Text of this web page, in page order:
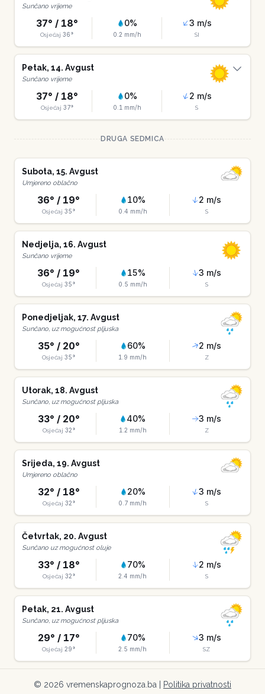
Sunčano vrijeme
37° / 18°
Osjećaj 36°
0%
0.2 mm/h
3 m/s
SI
Petak, 14. Avgust
Sunčano vrijeme
37° / 18°
Osjećaj 37°
0%
0.1 mm/h
2 m/s
S
DRUGA SEDMICA
Subota, 15. Avgust
Umjereno oblačno
36° / 19°
Osjećaj 35°
10%
0.4 mm/h
2 m/s
S
Nedjelja, 16. Avgust
Sunčano vrijeme
36° / 19°
Osjećaj 35°
15%
0.5 mm/h
3 m/s
S
Ponedjeljak, 17. Avgust
Sunčano, uz mogućnost pljuska
35° / 20°
Osjećaj 35°
60%
1.9 mm/h
2 m/s
Z
Utorak, 18. Avgust
Sunčano, uz mogućnost pljuska
33° / 20°
Osjećaj 32°
40%
1.2 mm/h
3 m/s
Z
Srijeda, 19. Avgust
Umjereno oblačno
32° / 18°
Osjećaj 32°
20%
0.7 mm/h
3 m/s
S
Četvrtak, 20. Avgust
Sunčano uz mogućnost oluje
33° / 18°
Osjećaj 32°
70%
2.4 mm/h
2 m/s
S
Petak, 21. Avgust
Sunčano, uz mogućnost pljuska
29° / 17°
Osjećaj 29°
70%
2.5 mm/h
3 m/s
SZ
© 2026 vremenskaprognoza.ba | Politika privatnosti